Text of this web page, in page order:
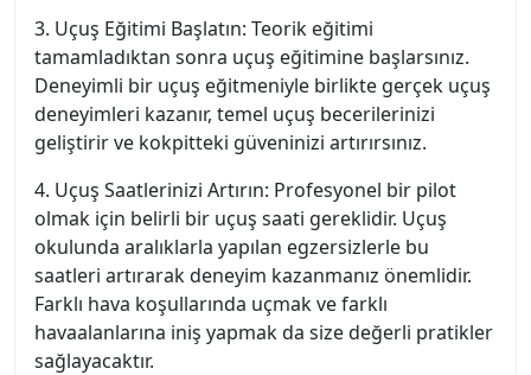
3. Uçuş Eğitimi Başlatın: Teorik eğitimi
tamamladıktan sonra uçuş eğitimine başlarsınız.
Deneyimli bir uçuş eğitmeniyle birlikte gerçek uçuş
deneyimleri kazanır, temel uçuş becerilerinizi
geliştirir ve kokpitteki güveninizi artırırsınız.
4. Uçuş Saatlerinizi Artırın: Profesyonel bir pilot
olmak için belirli bir uçuş saati gereklidir. Uçuş
okulunda aralıklarla yapılan egzersizlerle bu
saatleri artırarak deneyim kazanmanız önemlidir.
Farklı hava koşullarında uçmak ve farklı
havaalanlarına iniş yapmak da size değerli pratikler
sağlayacaktır.